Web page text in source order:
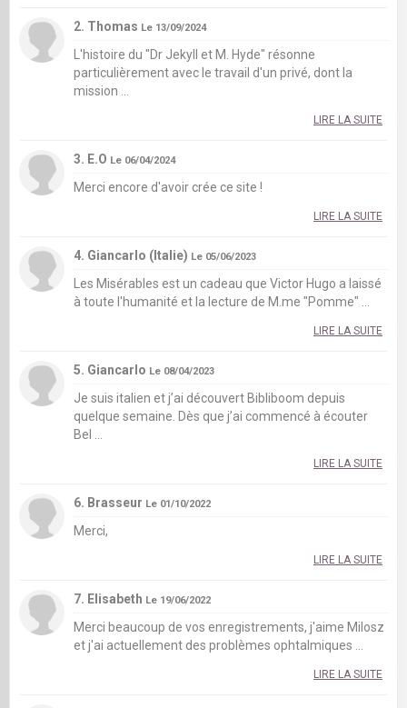
2. Thomas Le 13/09/2024
L'histoire du "Dr Jekyll et M. Hyde" résonne
particulièrement avec le travail d'un privé, dont la
mission ...
LIRE LA SUITE
3. E.O Le 06/04/2024
Merci encore d'avoir crée ce site !
LIRE LA SUITE
4. Giancarlo (Italie) Le 05/06/2023
Les Misérables est un cadeau que Victor Hugo a laissé
à toute l'humanité et la lecture de M.me "Pomme" ...
LIRE LA SUITE
5. Giancarlo Le 08/04/2023
Je suis italien et j’ai découvert Bibliboom depuis
quelque semaine. Dès que j’ai commencé à écouter
Bel ...
LIRE LA SUITE
6. Brasseur Le 01/10/2022
Merci,
LIRE LA SUITE
7. Elisabeth Le 19/06/2022
Merci beaucoup de vos enregistrements, j'aime Milosz
et j'ai actuellement des problèmes ophtalmiques ...
LIRE LA SUITE